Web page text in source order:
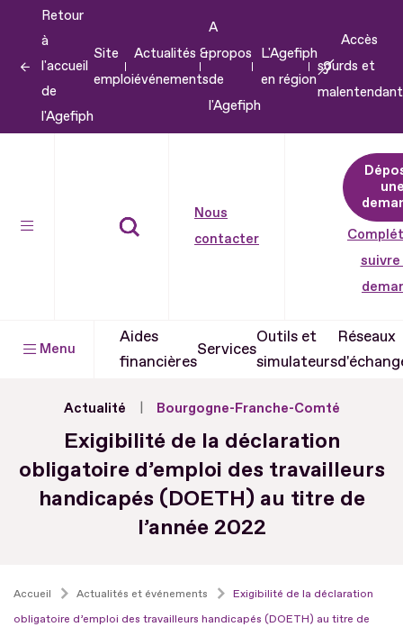
contenu
Retour
à
l'accueil
de
l'Agefiph
Site
emploi
Actualités &
événements
A
propos
de
l'Agefiph
L'Agefiph
en région
Accès
sourds et
Nous
contacter
suivre
Menu
Aides
financières
Services
Outils et
simulateurs
Réseaux
Actualité Bourgogne-Franche-Comté
Exigibilité de la déclaration
obligatoire d’emploi des travailleurs
handicapés (DOETH) au titre de
l’année 2022
Accueil Actualités et événements
Exigibilité de la déclaration
obligatoire d’emploi des travailleurs handicapés (DOETH) au titre de